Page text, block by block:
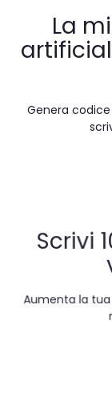
La
Genera
Scrivi
Aumenta la